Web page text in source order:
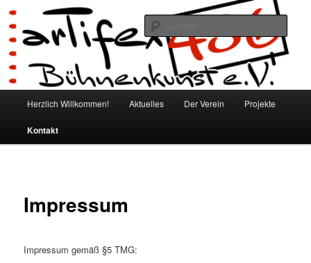
Zum
Inhalt
wechseln
Artifex 486
Bühnenkunst e.V.
Herzlich Willkommen! Aktuelles Der Verein Projekte
Kontakt
Impressum
Impressum gemäß §5 TMG: